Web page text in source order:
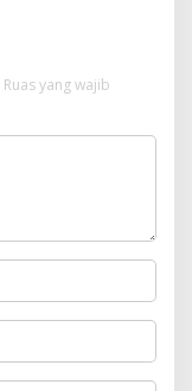
Ruas yang wajib